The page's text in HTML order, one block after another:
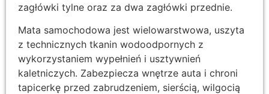
zagłówki tylne oraz za dwa zagłówki przednie.
Mata samochodowa jest wielowarstwowa, uszyta
z technicznych tkanin wodoodpornych z
wykorzystaniem wypełnień i usztywnień
kaletniczych. Zabezpiecza wnętrze auta i chroni
tapicerkę przed zabrudzeniem, sierścią, wilgocią